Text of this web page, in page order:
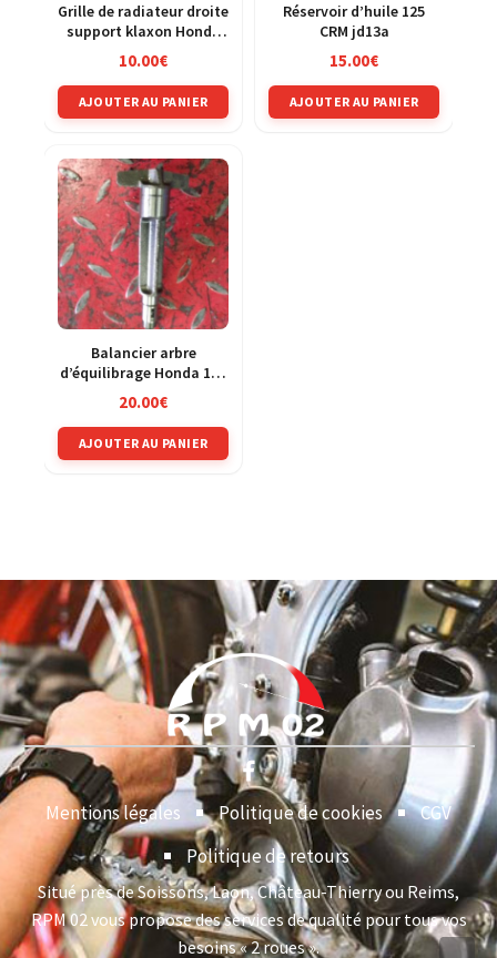
Grille de radiateur droite
support klaxon Honda
125 CRM jd13a
10.00€
AJOUTER AU PANIER
Réservoir d’huile 125
CRM jd13a
15.00€
AJOUTER AU PANIER
Balancier arbre
d’équilibrage Honda 125
CRM jd13a
20.00€
AJOUTER AU PANIER
Mentions légales Politique de cookies
CGV
Politique de retours
Situé près de Soissons, Laon, Château-Thierry ou Reims,
RPM 02 vous propose des services de qualité pour tous vos
besoins « 2 roues ».